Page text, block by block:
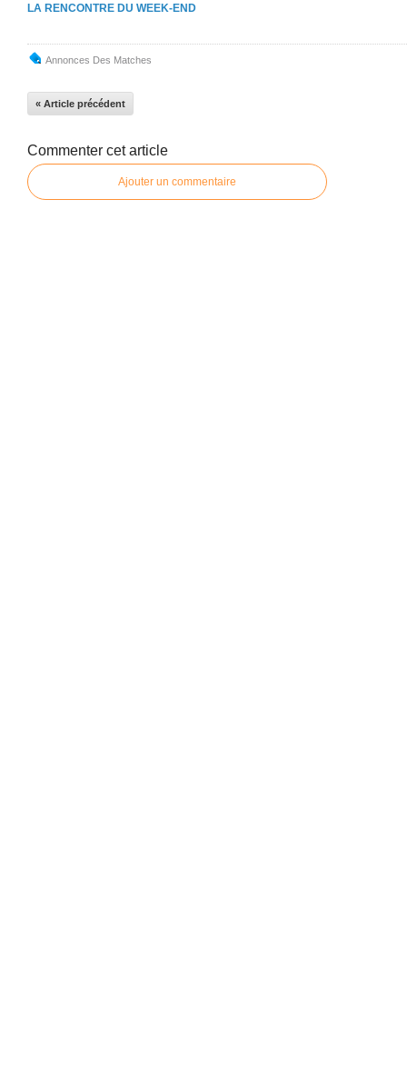
LA RENCONTRE DU WEEK-END
Annonces Des Matches
« Article précédent
Commenter cet article
Ajouter un commentaire